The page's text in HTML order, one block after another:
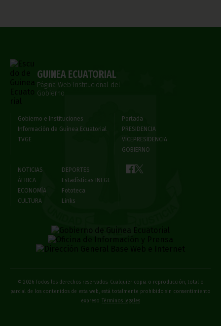
GUINEA ECUATORIAL
Página Web Institucional del
Gobierno
Gobierno e Instituciones
Información de Guinea Ecuatorial
TVGE
Portada
PRESIDENCIA
VICEPRESIDENCIA
GOBIERNO
NOTICIAS
ÁFRICA
ECONOMÍA
CULTURA
DEPORTES
Estadísticas INEGE
Fototeca
Links
© 2026 Todos los derechos reservados. Cualquier copia o reproducción, total o
parcial de los contenidos de esta web, está totalmente prohibido sin consentimiento
expreso Términos legales